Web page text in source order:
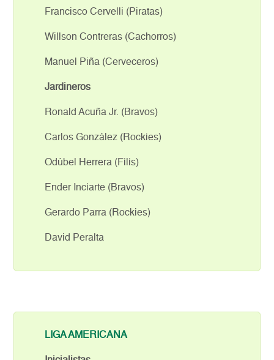
Francisco Cervelli (Piratas)
Willson Contreras (Cachorros)
Manuel Piña (Cerveceros)
Jardineros
Ronald Acuña Jr. (Bravos)
Carlos González (Rockies)
Odúbel Herrera (Filis)
Ender Inciarte (Bravos)
Gerardo Parra (Rockies)
David Peralta
LIGA AMERICANA